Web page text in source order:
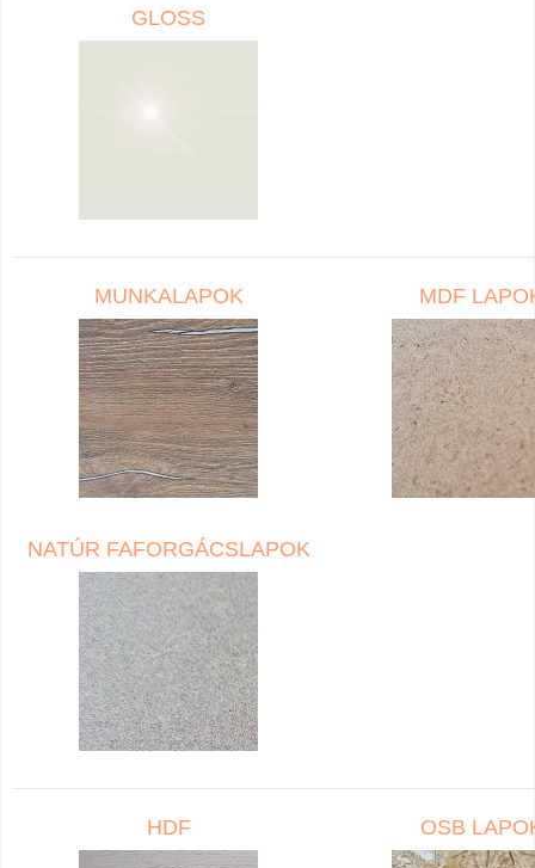
GLOSS
MUNKALAPOK MDF
NATÚR FAFORGÁCSLAPOK
HDF OSB